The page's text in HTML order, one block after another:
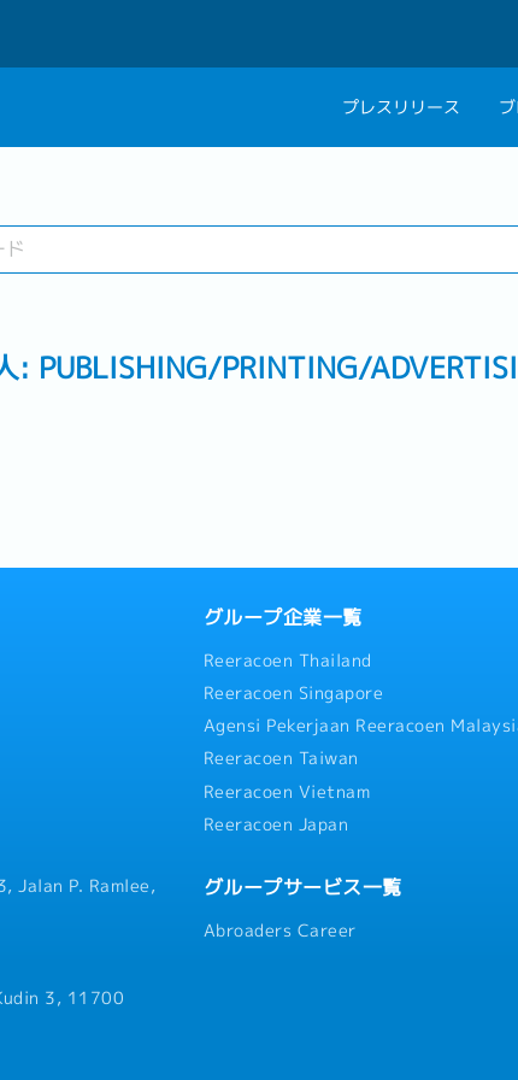
プレスリリース
私たち
: PUBLISHING/PRINTING/
Jalan P. Ramlee,
3, 11700
グループ企業一覧
Reeracoen Thailand
Reeracoen Singapore
Agensi Pekerjaan Reeracoen
Reeracoen Taiwan
Reeracoen Vietnam
Reeracoen Japan
グループサービス一覧
Abroaders Career